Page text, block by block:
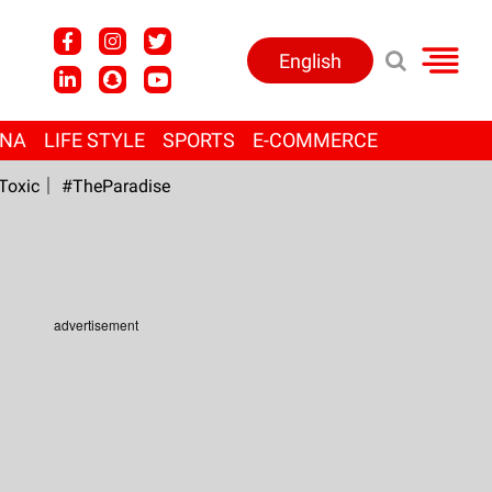
English
LIFE STYLE SPORTS E-COMMERCE
#TheParadise
advertisement